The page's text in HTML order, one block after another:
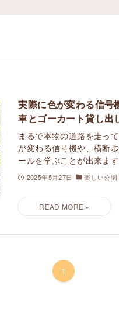
実際に色が変わる信号
車とゴーカート貸し出
まるで本物の道路を走っ
が変わる信号機や、横断
ールを学ぶことが出来ま
2025年5月27日 楽しい公園
1